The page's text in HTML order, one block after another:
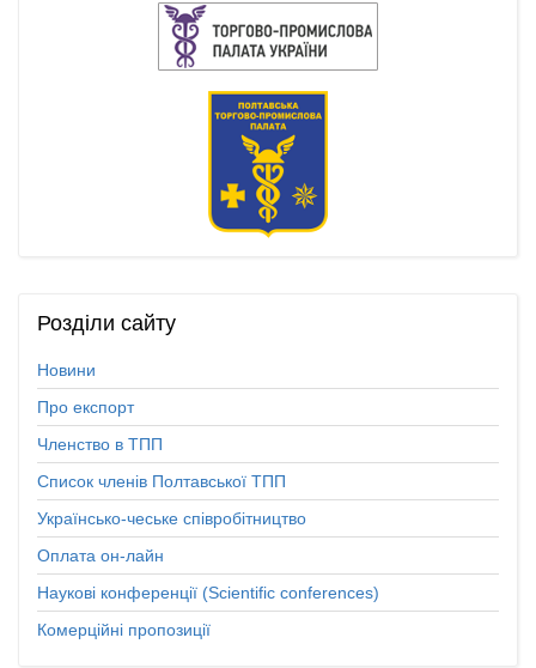
Розділи сайту
Новини
Про експорт
Членство в ТПП
Список членів Полтавської ТПП
Українсько-чеське співробітництво
Оплата он-лайн
Наукові конференції (Scientific conferences)
Комерційні пропозиції